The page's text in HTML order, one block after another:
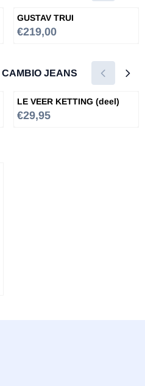
GUSTAV TRUI
Prijs: 219,00
€219,00
CAMBIO JEANS
LE VEER KETTING (deel)
Prijs: 29,95
€29,95